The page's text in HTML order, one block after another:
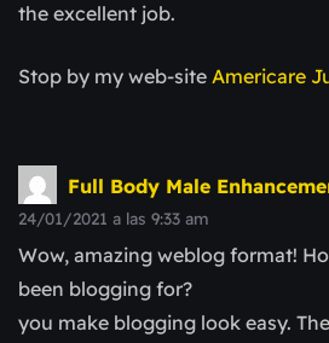
the excellent job.
Stop by my web-site Americare
Full Body Male
24/01/2021 a las 9:33 am
Wow, amazing weblog format!
been blogging for?
you make blogging look easy.